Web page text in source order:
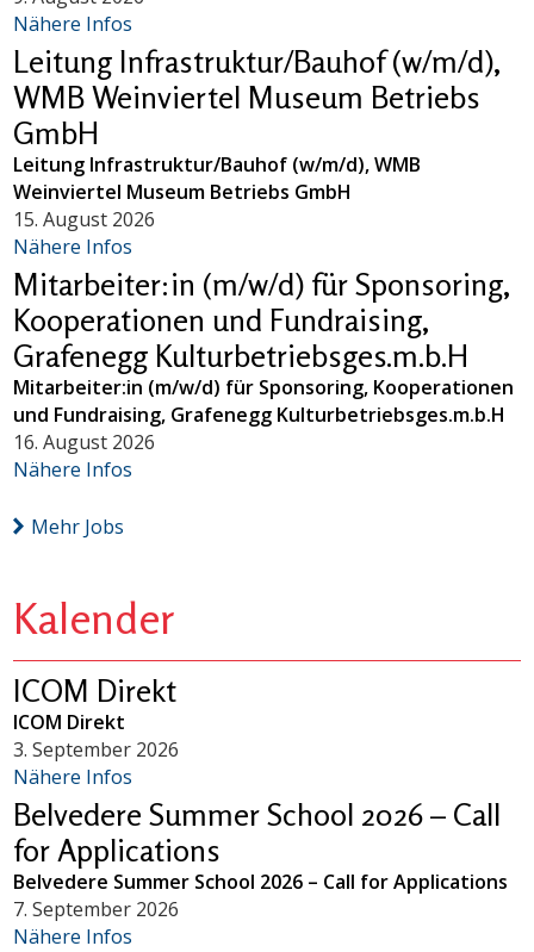
Nähere Infos
Leitung Infrastruktur/Bauhof (w/m/d),
WMB Weinviertel Museum Betriebs
GmbH
Leitung Infrastruktur/Bauhof (w/m/d), WMB
Weinviertel Museum Betriebs GmbH
15. August 2026
Nähere Infos
Mitarbeiter:in (m/w/d) für Sponsoring,
Kooperationen und Fundraising,
Grafenegg Kulturbetriebsges.m.b.H
Mitarbeiter:in (m/w/d) für Sponsoring, Kooperationen
und Fundraising, Grafenegg Kulturbetriebsges.m.b.H
16. August 2026
Nähere Infos
Mehr Jobs
Kalender
ICOM Direkt
ICOM Direkt
3. September 2026
Nähere Infos
Belvedere Summer School 2026 – Call
for Applications
Belvedere Summer School 2026 – Call for Applications
7. September 2026
Nähere Infos